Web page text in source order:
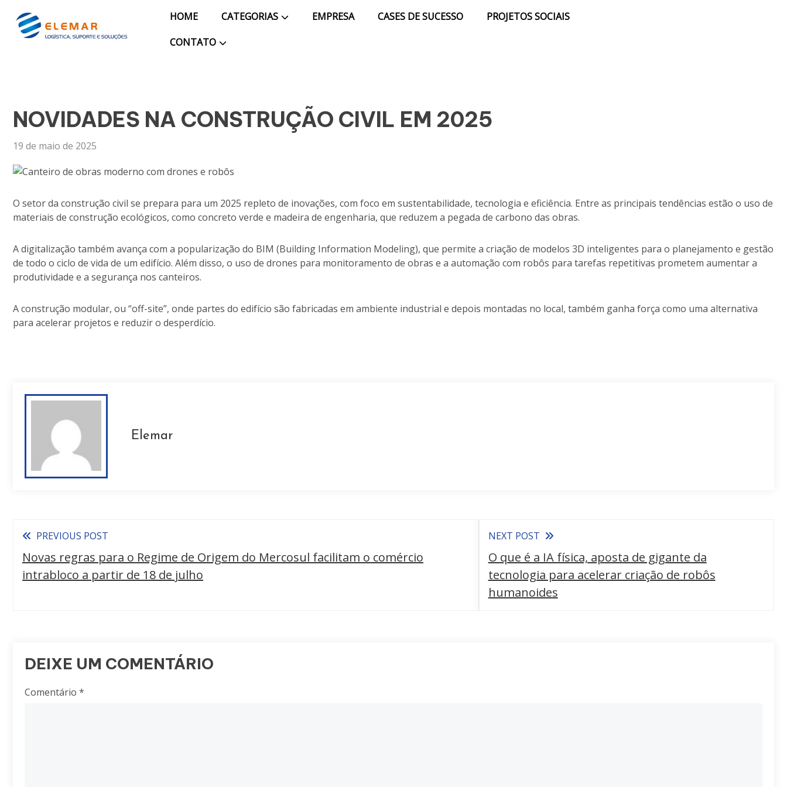
HOME CATEGORIAS EMPRESA CASES DE SUCESSO
PROJETOS SOCIAIS
CONTATO
NOVIDADES NA CONSTRUÇÃO CIVIL EM 2025
19 de maio de 2025
O setor da construção civil se prepara para um 2025 repleto de inovações, com foco em sustentabilidade, tecnologia e eficiência. Entre as principais tendências estão o uso de
materiais de construção ecológicos, como concreto verde e madeira de engenharia, que reduzem a pegada de carbono das obras.
A digitalização também avança com a popularização do BIM (Building Information Modeling), que permite a criação de modelos 3D inteligentes para o planejamento e gestão
de todo o ciclo de vida de um edifício. Além disso, o uso de drones para monitoramento de obras e a automação com robôs para tarefas repetitivas prometem aumentar a
produtividade e a segurança nos canteiros.
A construção modular, ou “off-site”, onde partes do edifício são fabricadas em ambiente industrial e depois montadas no local, também ganha força como uma alternativa
para acelerar projetos e reduzir o desperdício.
Elemar
PREVIOUS POST
Novas regras para o Regime de Origem do Mercosul facilitam o comércio
intrabloco a partir de 18 de julho
NEXT POST
O que é a IA física, aposta de gigante da
tecnologia para acelerar criação de robôs
humanoides
DEIXE UM COMENTÁRIO
Comentário *